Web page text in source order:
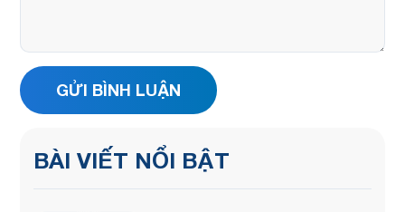
BÀI VIẾT NỔI BẬT